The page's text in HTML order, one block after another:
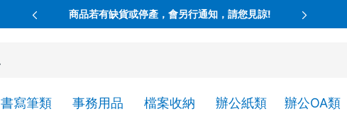
商品若有缺貨或停產，會另行通知，請您見諒!
書寫筆類 事務用品 檔案收納 辦公紙類 辦公OA類